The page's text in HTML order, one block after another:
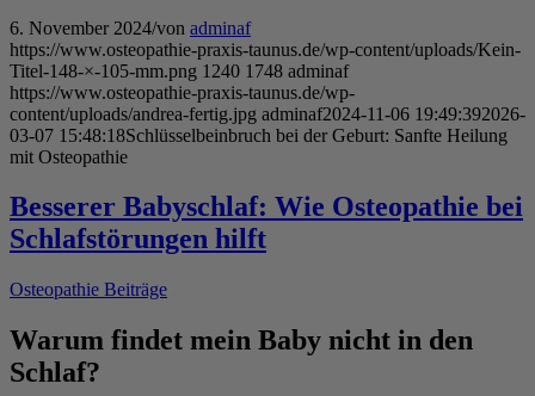
6. November 2024/von adminaf
https://www.osteopathie-praxis-taunus.de/wp-content/uploads/Kein-
Titel-148-×-105-mm.png 1240 1748 adminaf
https://www.osteopathie-praxis-taunus.de/wp-
content/uploads/andrea-fertig.jpg adminaf2024-11-06 19:49:392026-
03-07 15:48:18Schlüsselbeinbruch bei der Geburt: Sanfte Heilung
mit Osteopathie
Besserer Babyschlaf: Wie Osteopathie bei
Schlafstörungen hilft
Osteopathie Beiträge
Warum findet mein Baby nicht in den
Schlaf?